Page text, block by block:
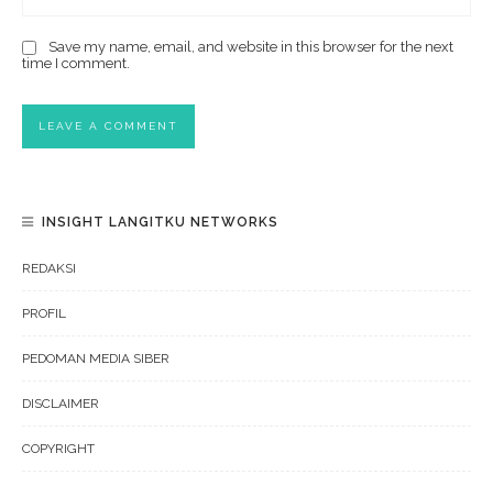
Save my name, email, and website in this browser for the next
time I comment.
INSIGHT LANGITKU NETWORKS
REDAKSI
PROFIL
PEDOMAN MEDIA SIBER
DISCLAIMER
COPYRIGHT